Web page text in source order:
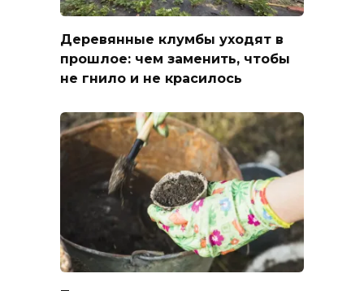
Деревянные клумбы уходят в
прошлое: чем заменить, чтобы
не гнило и не красилось